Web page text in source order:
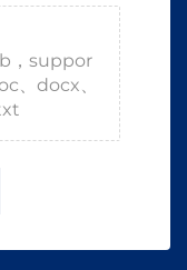
，suppor
、docx、